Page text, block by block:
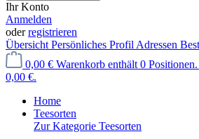
Ihr Konto
Anmelden
oderregistrieren
Übersicht Persönliches Profil Adressen
0,00 € Warenkorb enthält 0
0,00 €.
Home
Teesorten
Zur Kategorie Teesorten